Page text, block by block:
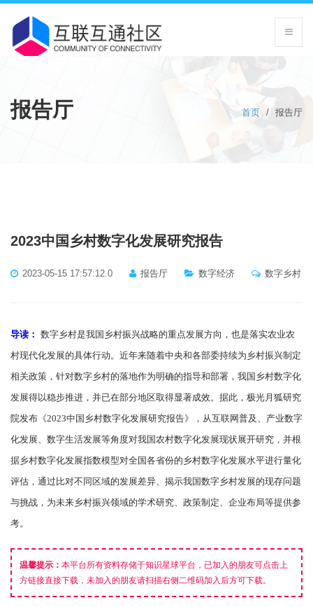
报告厅 首页 / 报告厅
2023中国乡村数字化发展研究报告
2023-05-15 17:57:12.0 报告厅 数字经济 数字乡村
导读： 数字乡村是我国乡村振兴战略的重点发展方向，也是落实农业农
村现代化发展的具体行动。近年来随着中央和各部委持续为乡村振兴制定
相关政策，针对数字乡村的落地作为明确的指导和部署，我国乡村数字化
发展得以稳步推进，并已在部分地区取得显著成效。据此，极光月狐研究
院发布《2023中国乡村数字化发展研究报告》，从互联网普及、产业数字
化发展、数字生活发展等角度对我国农村数字化发展现状展开研究，并根
据乡村数字化发展指数模型对全国各省份的乡村数字化发展水平进行量化
评估，通过比对不同区域的发展差异、揭示我国数字乡村发展的现存问题
与挑战，为未来乡村振兴领域的学术研究、政策制定、企业布局等提供参
考。
温馨提示： 本平台所有资料存储于知识星球平台，已加入的朋友可点击上
方链接直接下载，未加入的朋友请扫描右侧二维码加入后方可下载。